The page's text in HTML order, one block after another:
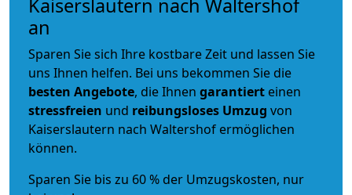
Kaiserslautern nach Waltershof
an
Sparen Sie sich Ihre kostbare Zeit und lassen Sie
uns Ihnen helfen. Bei uns bekommen Sie die
besten Angebote, die Ihnen garantiert einen
stressfreien und reibungsloses Umzug von
Kaiserslautern nach Waltershof ermöglichen
können.
Sparen Sie bis zu 60 % der Umzugskosten, nur